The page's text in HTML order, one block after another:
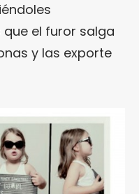
el furor salga
y las exporte